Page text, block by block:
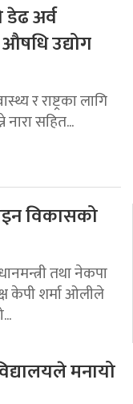
अर्व
उद्योग
र राष्ट्रका लागि
सहित...
विकासको
तथा नेकपा
केपी शर्मा ओलीले
मनायो